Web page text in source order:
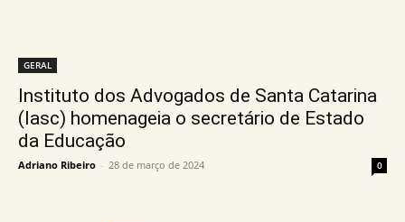
GERAL
Instituto dos Advogados de Santa Catarina
(Iasc) homenageia o secretário de Estado
da Educação
Adriano Ribeiro - 28 de março de 2024 0